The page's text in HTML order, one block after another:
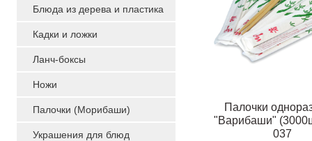
Блюда из дерева и пластика
Кадки и ложки
Ланч-боксы
Ножи
Палочки (Морибаши)
Украшения для блюд
Палочки
"Варибаши"
037